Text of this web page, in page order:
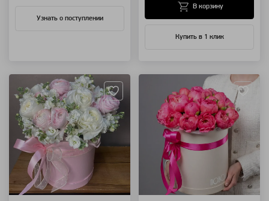
Узнать о поступлении
Купить в 1 клик
В корзину